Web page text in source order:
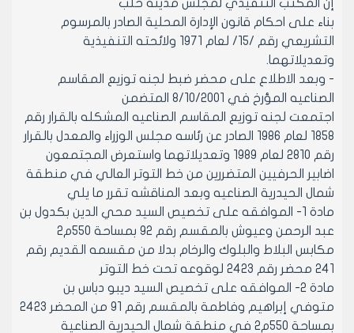
إن المكتب التنفيذي لمجلس مدينه حلب
بناء على احكام قانون الإدارة المحلية الصادر بالمرسوم
التشريعي رقم /15/ لعام 1971 ولائحته التنفيذية
وتعديلاتهما.
- وبعد الاطلاع على محضر ضبط لجنه توزيع المقاسم
الصناعيه المؤرخ في 8/10/2001 المتضمن
اجتمعت لجنه توزيع المقاسم الصناعيه المشكله بالقرار رقم
1858 لعام 1986 الصادر عن رئاسه مجلس الوزراء والمعدل بالقرار
رقم 2810 لعام 1989 وتعديلاتهما واستعرض المجتمعون
اضابير الحرفيين المتضررين من خط التوتر العالي في منطقة
شمال الحيدرية الصناعيه وبعد المناقشه تقرر ما يلي
مادة 1- الموافقه على تخصيص السيد محي الدين بكدول بن
عبد الرحمن وعيوش بالمقسم رقم 92 بمساحة 550م2
مكابس البلاط والبلوك والرخام بدلا من مقسمه القديم رقم
241 محضر رقم 2423 لوقوعه تحت خط التوتر
مادة 2- الموافقه على تخصيص السيد ديبو دباس بن
متوفي إبراهيم وفاطمة بالمقسم رقم 91 من المحضر 2423
بمساحة 550م2 في منطقة شمال الحيدرية الصناعية